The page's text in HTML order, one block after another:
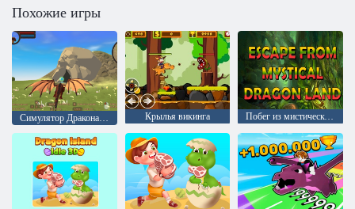
Похожие игры
Симулятор Дракона 3D Крылья викинга Побег из мистической страны драконов